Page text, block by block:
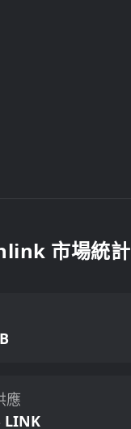
市場統計
應
LINK